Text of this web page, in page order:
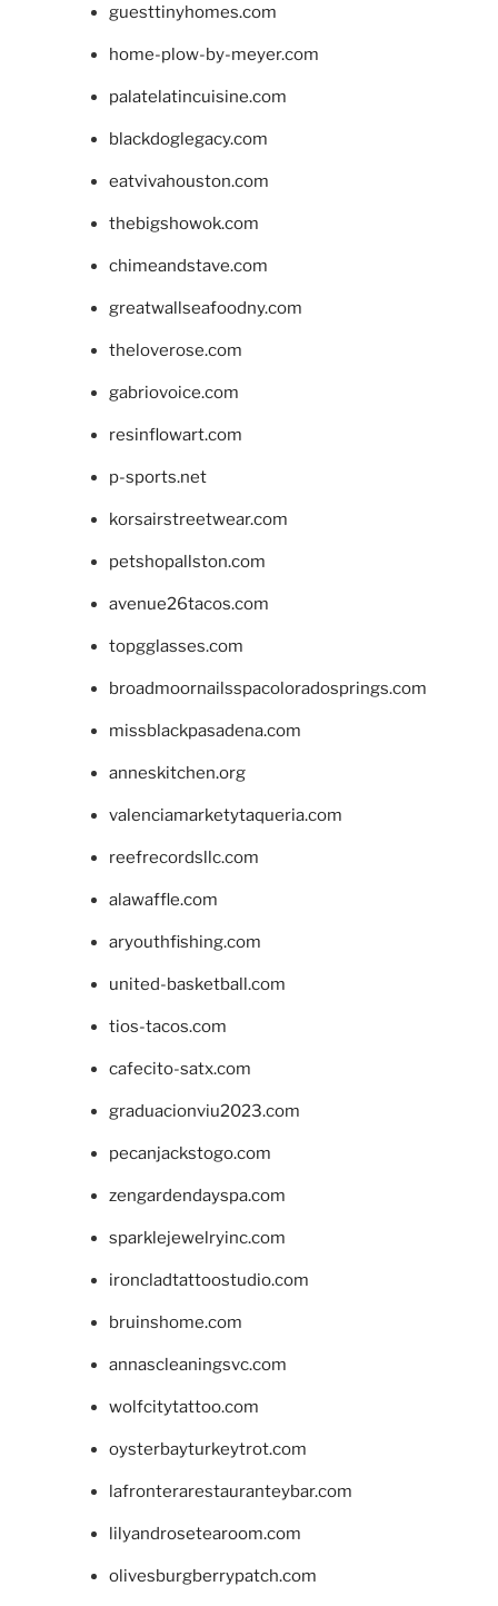
guesttinyhomes.com
home-plow-by-meyer.com
palatelatincuisine.com
blackdoglegacy.com
eatvivahouston.com
thebigshowok.com
chimeandstave.com
greatwallseafoodny.com
theloverose.com
gabriovoice.com
resinflowart.com
p-sports.net
korsairstreetwear.com
petshopallston.com
avenue26tacos.com
topgglasses.com
broadmoornailsspacoloradosprings.com
missblackpasadena.com
anneskitchen.org
valenciamarketytaqueria.com
reefrecordsllc.com
alawaffle.com
aryouthfishing.com
united-basketball.com
tios-tacos.com
cafecito-satx.com
graduacionviu2023.com
pecanjackstogo.com
zengardendayspa.com
sparklejewelryinc.com
ironcladtattoostudio.com
bruinshome.com
annascleaningsvc.com
wolfcitytattoo.com
oysterbayturkeytrot.com
lafronterarestauranteybar.com
lilyandrosetearoom.com
olivesburgberrypatch.com